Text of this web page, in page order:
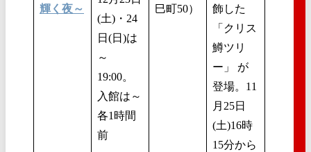
輝く夜～
(土)・24
日(日)は
～
19:00。
入館は～
各1時間
前
巳町50）
飾した
「クリス
鱒ツリ
ー」 が
登場。11
月25日
(土)16時
15分から